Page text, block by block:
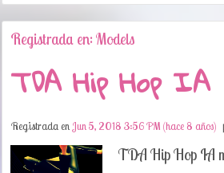
Registrada en: Models
TDA Hip Hop IA
Registrada en Jun 5, 2018 3:56 PM (hace 8 años)
TDA Hip Hop IA